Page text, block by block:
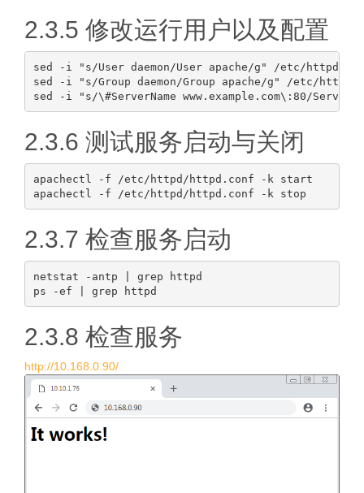
2.3.5 修改运行用户以及配置
sed -i "s/User daemon/User apache/g" /etc/httpd/
sed -i "s/Group daemon/Group apache/g" /etc/httpd/
2.3.6 测试服务启动与关闭
apachectl -f /etc/httpd/httpd.conf -k start
2.3.7 检查服务启动
netstat -antp | grep httpd
2.3.8 检查服务
http://10.168.0.90/